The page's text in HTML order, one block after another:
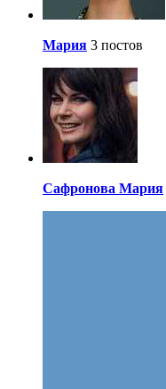
Мария 3 постов
Сафронова Мария